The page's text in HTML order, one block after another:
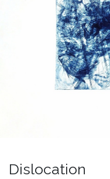
Dislocation